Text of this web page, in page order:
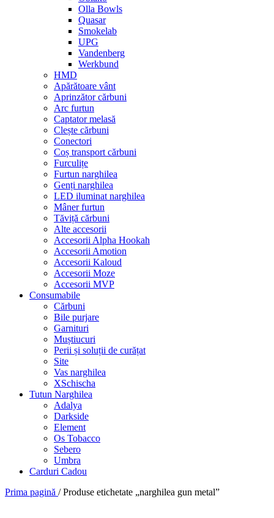
Olla Bowls
Quasar
Smokelab
UPG
Vandenberg
Werkbund
HMD
Apărătoare vânt
Aprinzător cărbuni
Arc furtun
Captator melasă
Clește cărbuni
Conectori
Coș transport cărbuni
Furculițe
Furtun narghilea
Genți narghilea
LED iluminat narghilea
Mâner furtun
Tăviță cărbuni
Alte accesorii
Accesorii Alpha Hookah
Accesorii Amotion
Accesorii Kaloud
Accesorii Moze
Accesorii MVP
Consumabile
Cărbuni
Bile purjare
Garnituri
Muștiucuri
Perii și soluții de curățat
Site
Vas narghilea
XSchischa
Tutun Narghilea
Adalya
Darkside
Element
Os Tobacco
Sebero
Umbra
Carduri Cadou
Prima pagină / Produse etichetate „narghilea gun metal”